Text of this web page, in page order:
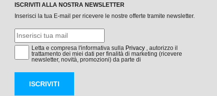
ISCRIVITI ALLA NOSTRA NEWSLETTER
Inserisci la tua E-mail per ricevere le nostre offerte tramite newsletter.
Letta e compresa l'informativa sulla Privacy , autorizzo il
trattamento dei miei dati per finalità di marketing (ricevere
newsletter, novità, promozioni) da parte di
ISCRIVITI